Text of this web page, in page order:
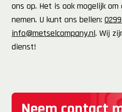
ons op. Het is ook mogelijk
nemen. U kunt ons bellen:
info@metselcompany.nl. Wij
dienst!